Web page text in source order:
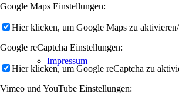
Impressum
Google Maps Einstellungen:
Hier klicken, um Google Maps zu
Google reCaptcha Einstellungen:
Hier klicken, um Google reCaptcha zu
Vimeo und YouTube Einstellungen: